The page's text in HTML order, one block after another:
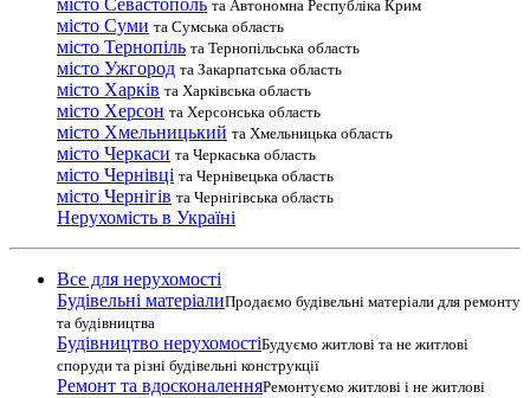
місто Севастополь та Автономна Республіка Крим
місто Суми та Сумська область
місто Тернопіль та Тернопільська область
місто Ужгород та Закарпатська область
місто Харків та Харківська область
місто Херсон та Херсонська область
місто Хмельницький та Хмельницька область
місто Черкаси та Черкаська область
місто Чернівці та Чернівецька область
місто Чернігів та Чернігівська область
Нерухомість в Україні
Все для нерухомості
Будівельні матеріалиПродаємо будівельні матеріали для ремонту
та будівництва
Будівництво нерухомостіБудуємо житлові та не житлові
споруди та різні будівельні конструкції
Ремонт та вдосконаленняРемонтуємо житлові і не житлові